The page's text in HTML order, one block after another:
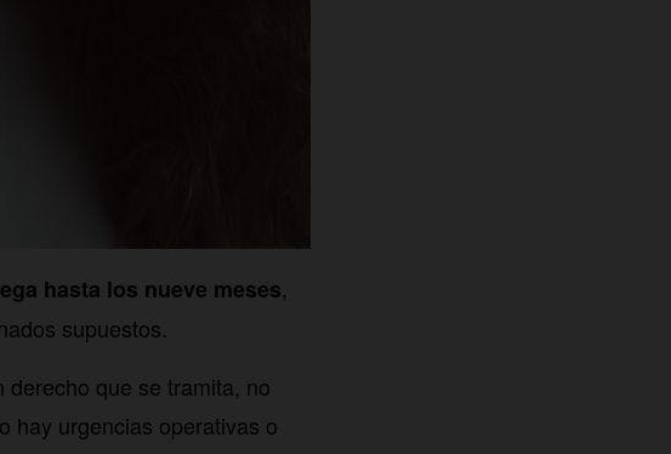
hasta los nueve meses,
supuestos.
que se tramita, no
hay urgencias operativas o